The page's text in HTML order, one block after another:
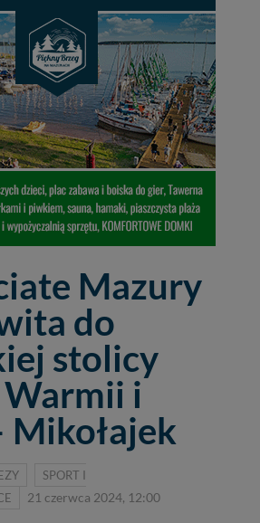
Mazury
do
stolicy
i
Mikołajek
SPORT I
21 czerwca 2024, 12:00